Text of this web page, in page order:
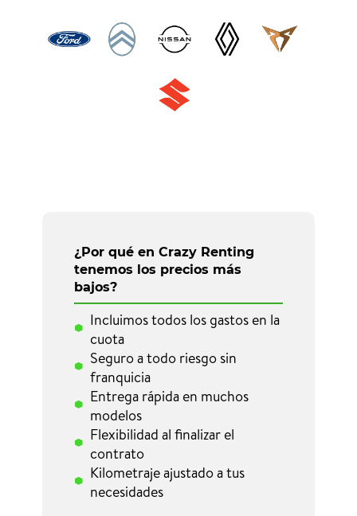
¿Por qué en Crazy Renting
tenemos los precios más
bajos?
Incluimos todos los gastos en la
cuota
Seguro a todo riesgo sin
franquicia
Entrega rápida en muchos
modelos
Flexibilidad al finalizar el
contrato
Kilometraje ajustado a tus
necesidades